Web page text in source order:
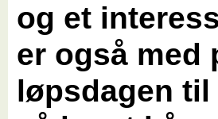
og et
er også med
løpsdagen til